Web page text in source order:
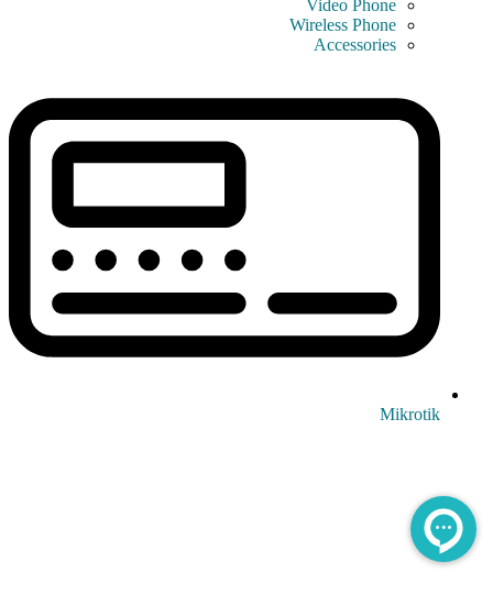
Video Phone
Wireless Phone
Accessories
Mikrotik